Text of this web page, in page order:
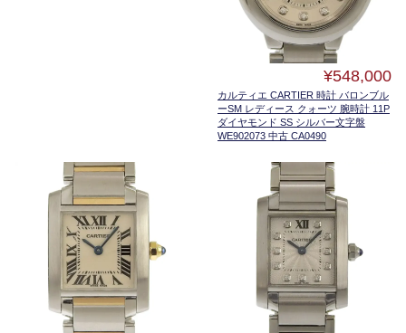
¥548,000
カルティエ CARTIER 時計 バロンブル
ーSM レディース クォーツ 腕時計 11P
ダイヤモンド SS シルバー文字盤
WE902073 中古 CA0490